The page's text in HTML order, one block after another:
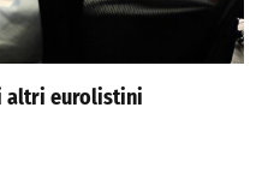
altri eurolistini